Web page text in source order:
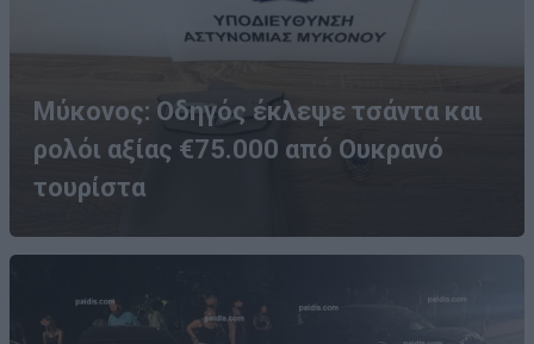
Μύκονος: Οδηγός έκλεψε τσάντα και
ρολόι αξίας €75.000 από Ουκρανό
τουρίστα